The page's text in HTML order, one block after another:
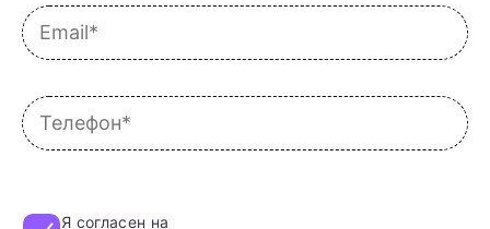
Я согласен на